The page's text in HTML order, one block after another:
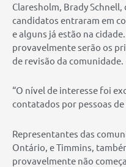
Claresholm, Brady Schnell,
candidatos entraram em
e alguns já estão na
provavelmente serão os
de revisão da comunidade.
“O nível de interesse foi
contatados por pessoas de
Representantes das
Ontário, e Timmins,
provavelmente não